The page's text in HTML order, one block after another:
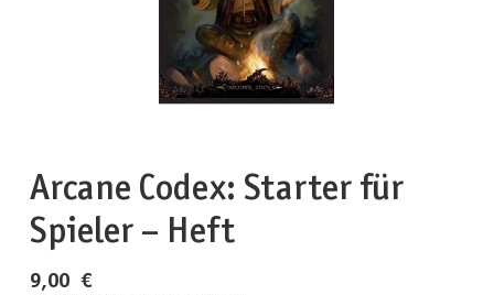
Arcane Codex: Starter für
Spieler – Heft
9,00 €